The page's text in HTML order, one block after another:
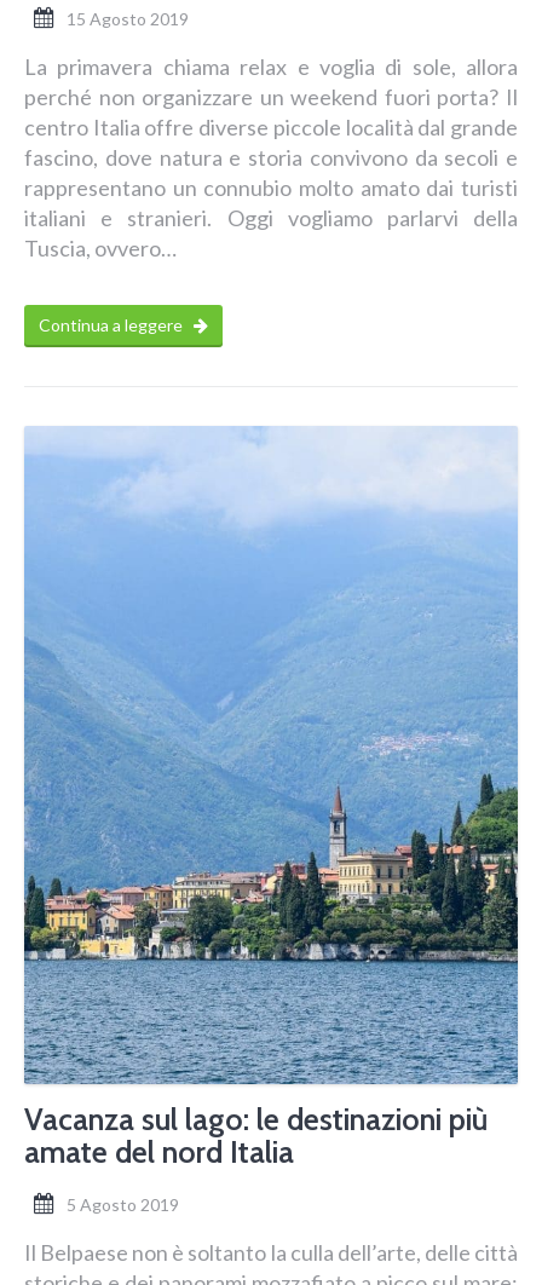
15 Agosto 2019
La primavera chiama relax e voglia di sole, allora
perché non organizzare un weekend fuori porta? Il
centro Italia offre diverse piccole località dal grande
fascino, dove natura e storia convivono da secoli e
rappresentano un connubio molto amato dai turisti
italiani e stranieri. Oggi vogliamo parlarvi della
Tuscia, ovvero…
Continua a leggere
Vacanza sul lago: le destinazioni più
amate del nord Italia
5 Agosto 2019
Il Belpaese non è soltanto la culla dell’arte, delle città